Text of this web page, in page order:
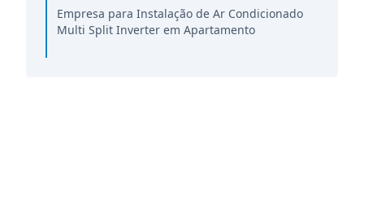
Empresa para Instalação de Ar Condicionado
Multi Split Inverter em Apartamento